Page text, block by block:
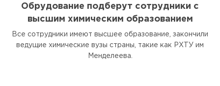
Обрудование подберут сотрудники с
высшим химическим образованием
Все сотрудники имеют высшее образование, закончили
ведущие химические вузы страны, такие как РХТУ им
Менделеева.